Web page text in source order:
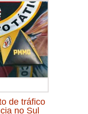
de tráfico
no Sul